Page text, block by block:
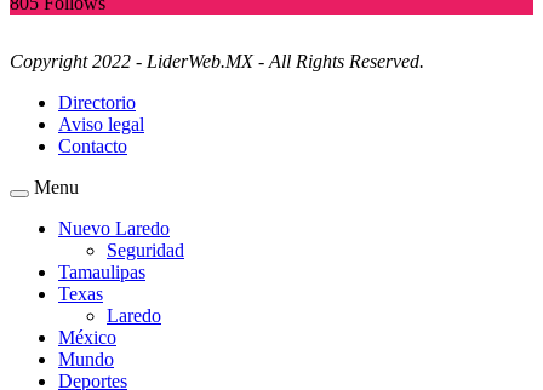
Copyright 2022 - LiderWeb.MX - All Rights Reserved.
Directorio
Aviso legal
Contacto
Menu
Nuevo Laredo
Seguridad
Tamaulipas
Texas
Laredo
México
Mundo
Deportes